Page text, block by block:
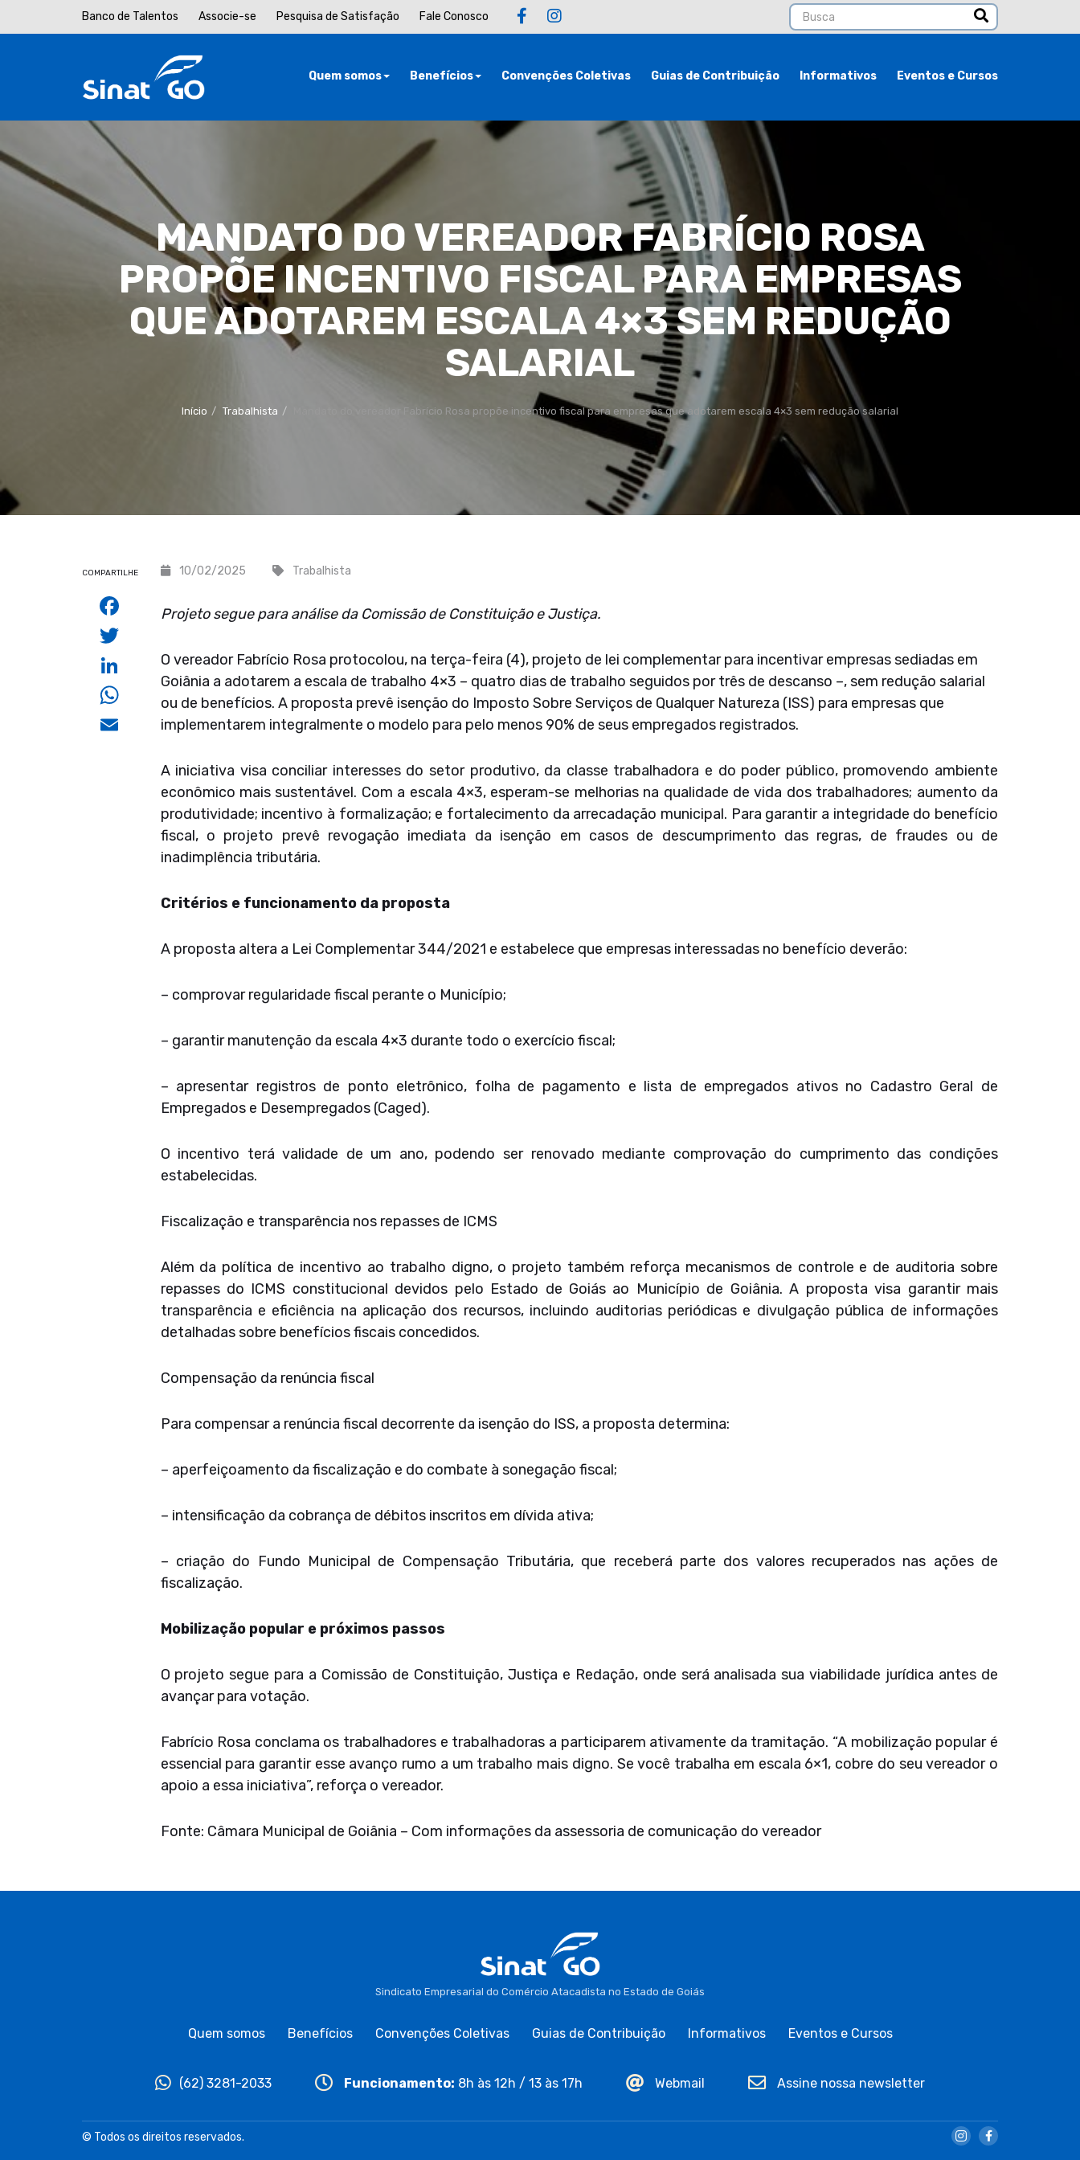
Banco de Talentos Associe-se Pesquisa de Satisfação Fale Conosco
Quem somos Benefícios Convenções Coletivas Guias de Contribuição Informativos Eventos e Cursos
MANDATO DO VEREADOR FABRÍCIO ROSA
PROPÕE INCENTIVO FISCAL PARA EMPRESAS
QUE ADOTAREM ESCALA 4×3 SEM REDUÇÃO
SALARIAL
Início Trabalhista Mandato do vereador Fabrício Rosa propõe incentivo fiscal para empresas que adotarem escala 4×3 sem redução salarial
10/02/2025 Trabalhista
Projeto segue para análise da Comissão de Constituição e Justiça.
O vereador Fabrício Rosa protocolou, na terça-feira (4), projeto de lei complementar para incentivar empresas sediadas em
Goiânia a adotarem a escala de trabalho 4×3 – quatro dias de trabalho seguidos por três de descanso –, sem redução salarial
ou de benefícios. A proposta prevê isenção do Imposto Sobre Serviços de Qualquer Natureza (ISS) para empresas que
implementarem integralmente o modelo para pelo menos 90% de seus empregados registrados.
A iniciativa visa conciliar interesses do setor produtivo, da classe trabalhadora e do poder público, promovendo ambiente
econômico mais sustentável. Com a escala 4×3, esperam-se melhorias na qualidade de vida dos trabalhadores; aumento da
produtividade; incentivo à formalização; e fortalecimento da arrecadação municipal. Para garantir a integridade do benefício
fiscal, o projeto prevê revogação imediata da isenção em casos de descumprimento das regras, de fraudes ou de
inadimplência tributária.
Critérios e funcionamento da proposta
A proposta altera a Lei Complementar 344/2021 e estabelece que empresas interessadas no benefício deverão:
– comprovar regularidade fiscal perante o Município;
– garantir manutenção da escala 4×3 durante todo o exercício fiscal;
– apresentar registros de ponto eletrônico, folha de pagamento e lista de empregados ativos no Cadastro Geral de
Empregados e Desempregados (Caged).
O incentivo terá validade de um ano, podendo ser renovado mediante comprovação do cumprimento das condições
estabelecidas.
Fiscalização e transparência nos repasses de ICMS
Além da política de incentivo ao trabalho digno, o projeto também reforça mecanismos de controle e de auditoria sobre
repasses do ICMS constitucional devidos pelo Estado de Goiás ao Município de Goiânia. A proposta visa garantir mais
transparência e eficiência na aplicação dos recursos, incluindo auditorias periódicas e divulgação pública de informações
detalhadas sobre benefícios fiscais concedidos.
Compensação da renúncia fiscal
Para compensar a renúncia fiscal decorrente da isenção do ISS, a proposta determina:
– aperfeiçoamento da fiscalização e do combate à sonegação fiscal;
– intensificação da cobrança de débitos inscritos em dívida ativa;
– criação do Fundo Municipal de Compensação Tributária, que receberá parte dos valores recuperados nas ações de
fiscalização.
Mobilização popular e próximos passos
O projeto segue para a Comissão de Constituição, Justiça e Redação, onde será analisada sua viabilidade jurídica antes de
avançar para votação.
Fabrício Rosa conclama os trabalhadores e trabalhadoras a participarem ativamente da tramitação. “A mobilização popular é
essencial para garantir esse avanço rumo a um trabalho mais digno. Se você trabalha em escala 6×1, cobre do seu vereador o
apoio a essa iniciativa”, reforça o vereador.
Fonte: Câmara Municipal de Goiânia – Com informações da assessoria de comunicação do vereador
COMPARTILHE
Facebook
LinkedIn
WhatsApp
Email
Sindicato Empresarial do Comércio Atacadista no Estado de Goiás
Quem somos Benefícios Convenções Coletivas Guias de Contribuição Informativos Eventos e Cursos
(62) 3281-2033 Funcionamento: 8h às 12h / 13 às 17h Webmail Assine nossa newsletter
© Todos os direitos reservados.